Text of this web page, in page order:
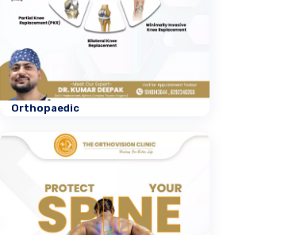
Orthopaedic